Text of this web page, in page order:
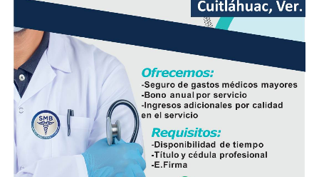
frescura y calidad, además de respaldar la economía de
miles de familias dedicadas a la actividad avícola.
Finalmente, destacó que entre Veracruz y Puebla
operan ocho empresas productoras con más de 350
granjas avícolas, las cuales representan una importante
fuente de empleo y desarrollo económico para
comunidades rurales de ambas entidades.